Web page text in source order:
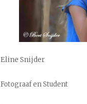
Eline Snijder
Fotograaf en Student